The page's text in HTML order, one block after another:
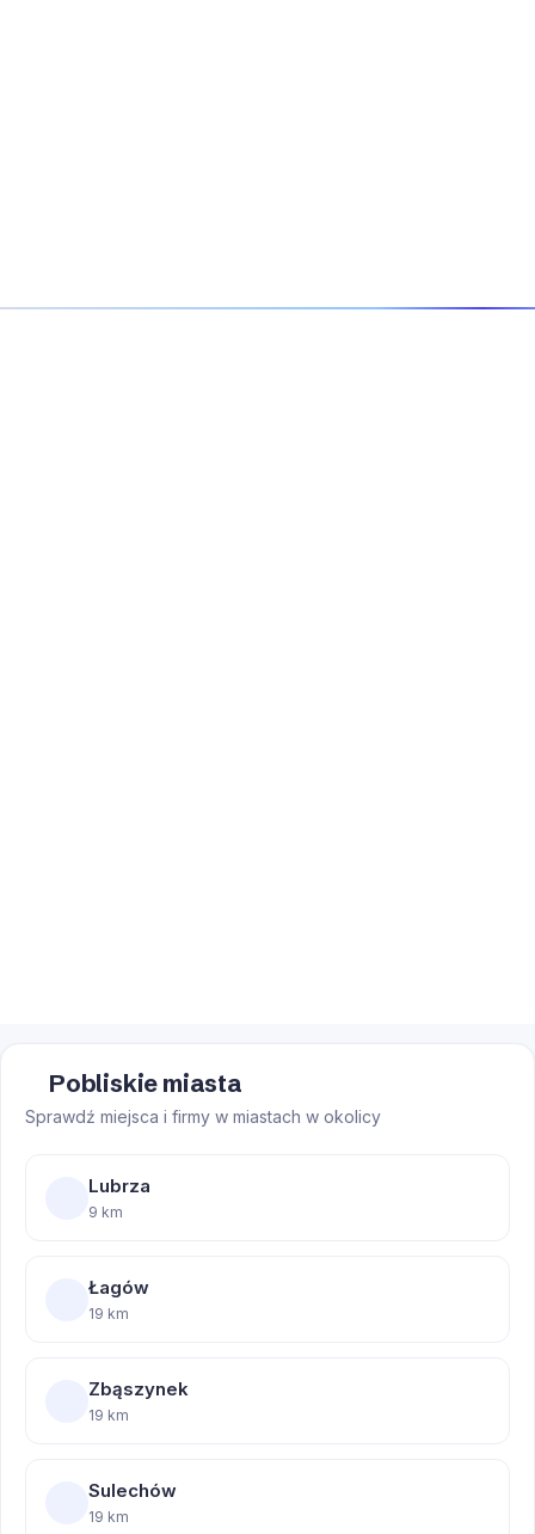
Pobliskie miasta
Sprawdź miejsca i firmy w miastach w okolicy
Lubrza
9 km
Łagów
19 km
Zbąszynek
19 km
Sulechów
19 km